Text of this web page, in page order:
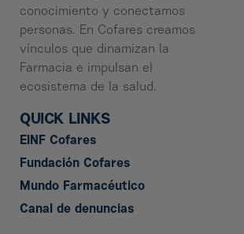
conocimiento y conectamos
personas. En Cofares creamos
vínculos que dinamizan la
Farmacia e impulsan el
ecosistema de la salud.
QUICK LINKS
EINF Cofares
Fundación Cofares
Mundo Farmacéutico
Canal de denuncias